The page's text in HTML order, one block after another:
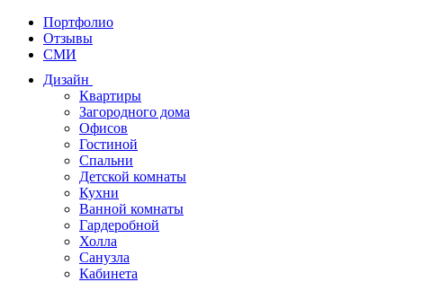
Портфолио
Отзывы
СМИ
Дизайн
Квартиры
Загородного дома
Офисов
Гостиной
Спальни
Детской комнаты
Кухни
Ванной комнаты
Гардеробной
Холла
Санузла
Кабинета